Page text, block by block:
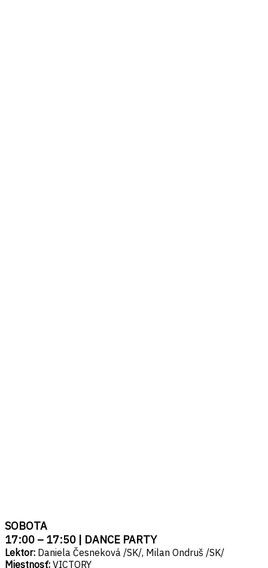
SOBOTA
17:00 – 17:50 | DANCE PARTY
Lektor: Daniela Česneková /SK/, Milan Ondruš /SK/
Miestnosť: VICTORY